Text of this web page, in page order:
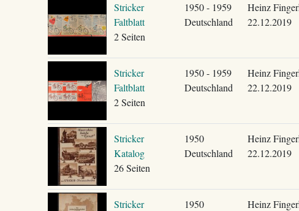
Stricker
Faltblatt
2 Seiten
1950 - 1959
Deutschland
Heinz
22.12.2019
Stricker
Faltblatt
2 Seiten
1950 - 1959
Deutschland
Heinz
22.12.2019
Stricker
Katalog
26 Seiten
1950
Deutschland
Heinz
22.12.2019
Stricker
1950
Heinz